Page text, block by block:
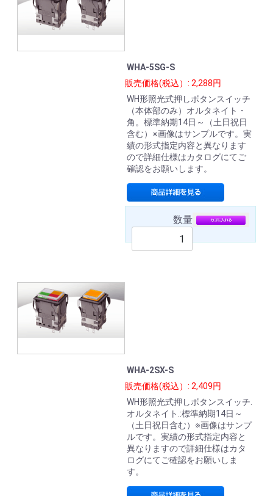
WHA-5SG-S
販売価格(税込）: 2,288円
WH形照光式押しボタンスイッチ
（本体部のみ）オルタネイト・
角。標準納期14日～（土日祝日
含む）※画像はサンプルです。実
績の形式指定内容と異なります
ので詳細仕様はカタログにてご
確認をお願いします。
数量
WHA-2SX-S
販売価格(税込）: 2,409円
WH形照光式押しボタンスイッチ.
オルタネイト.:標準納期14日～
（土日祝日含む）※画像はサンプ
ルです。実績の形式指定内容と
異なりますので詳細仕様はカタ
ログにてご確認をお願いしま
す。